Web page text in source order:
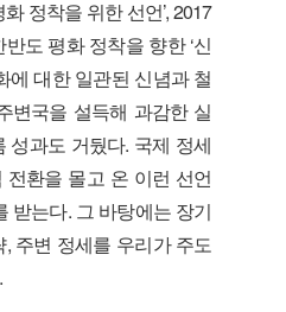
정착을 위한 선언’, 2017
도 평화 정착을 향한 ‘신
에 대한 일관된 신념과 철
변국을 설득해 과감한 실
성과도 거뒀다. 국제 정세
환을 몰고 온 이런 선언
받는다. 그 바탕에는 장기
주변 정세를 우리가 주도